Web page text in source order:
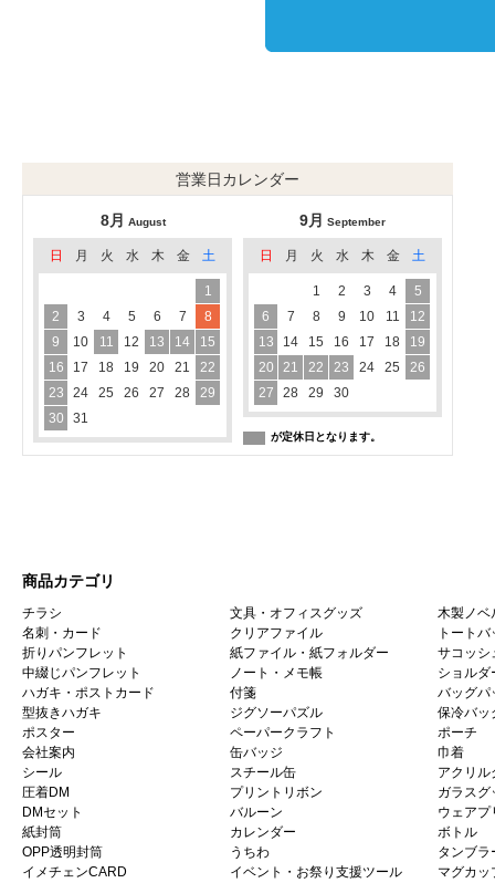
営業日カレンダー
8月 August
日 月 火 水 木 金 土
1
2
3 4 5 6 7
8
9
10 11 12 13 14
15
16
17 18 19 20 21
22
23
24 25 26 27 28
29
30
31
9月 September
日 月 火 水 木 金 土
1 2 3 4
5
6
7 8 9 10 11
12
13
14 15 16 17 18
19
20
21 22 23 24 25
26
27
28 29 30
が定休日となります。
商品カテゴリ
チラシ
名刺・カード
折りパンフレット
中綴じパンフレット
ハガキ・ポストカード
型抜きハガキ
ポスター
会社案内
シール
圧着DM
DMセット
紙封筒
OPP透明封筒
イメチェンCARD
文具・オフィスグッズ
クリアファイル
紙ファイル・紙フォルダー
ノート・メモ帳
付箋
ジグソーパズル
ペーパークラフト
缶バッジ
スチール缶
プリントリボン
バルーン
カレンダー
うちわ
イベント・お祭り支援ツール
木製ノベ
トートバ
サコッシ
ショルダ
バッグパ
保冷バッ
ポーチ
巾着
アクリル
ガラスグ
ウェアプ
ボトル
タンブラ
マグカッ